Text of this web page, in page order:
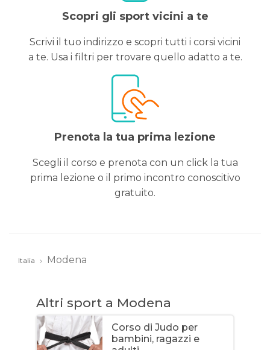
Scopri gli sport vicini a te
Scrivi il tuo indirizzo e scopri tutti i corsi vicini
a te. Usa i filtri per trovare quello adatto a te.
Prenota la tua prima lezione
Scegli il corso e prenota con un click la tua
prima lezione o il primo incontro conoscitivo
gratuito.
Italia Modena
Altri sport a Modena
Corso di Judo per
bambini, ragazzi e